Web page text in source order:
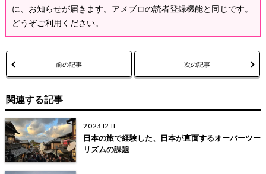
に、お知らせが届きます。アメブロの読者登録機能と同じです。
どうぞご利用ください。
前の記事 次の記事
関連する記事
2023.12.11
日本の旅で経験した、日本が直面するオーバーツー
リズムの課題